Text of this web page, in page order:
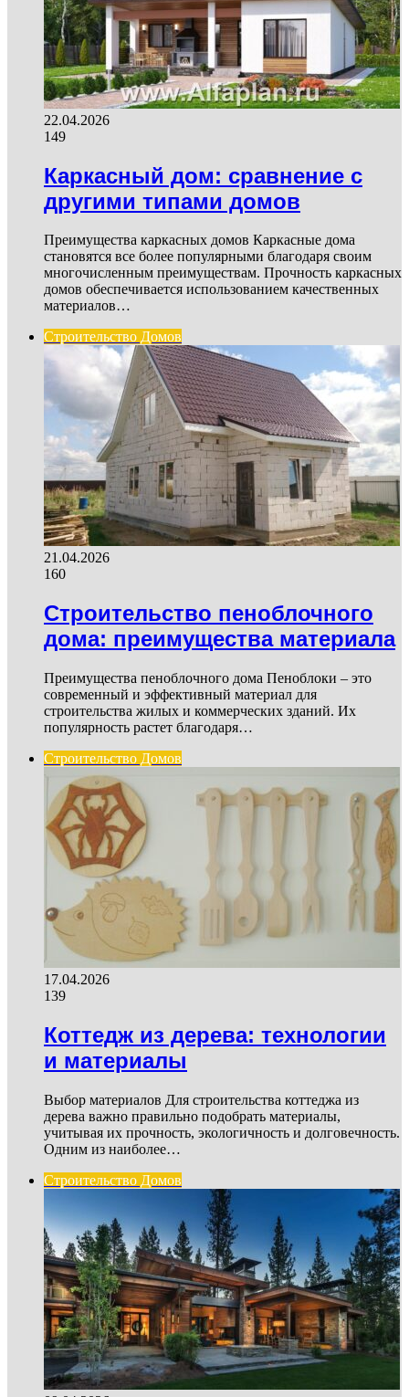
22.04.2026
149
Каркасный дом: сравнение с
другими типами домов
Преимущества каркасных домов Каркасные дома
становятся все более популярными благодаря своим
многочисленным преимуществам. Прочность каркасных
домов обеспечивается использованием качественных
материалов…
Строительство Домов
21.04.2026
160
Строительство пеноблочного
дома: преимущества материала
Преимущества пеноблочного дома Пеноблоки – это
современный и эффективный материал для
строительства жилых и коммерческих зданий. Их
популярность растет благодаря…
Строительство Домов
17.04.2026
139
Коттедж из дерева: технологии
и материалы
Выбор материалов Для строительства коттеджа из
дерева важно правильно подобрать материалы,
учитывая их прочность, экологичность и долговечность.
Одним из наиболее…
Строительство Домов